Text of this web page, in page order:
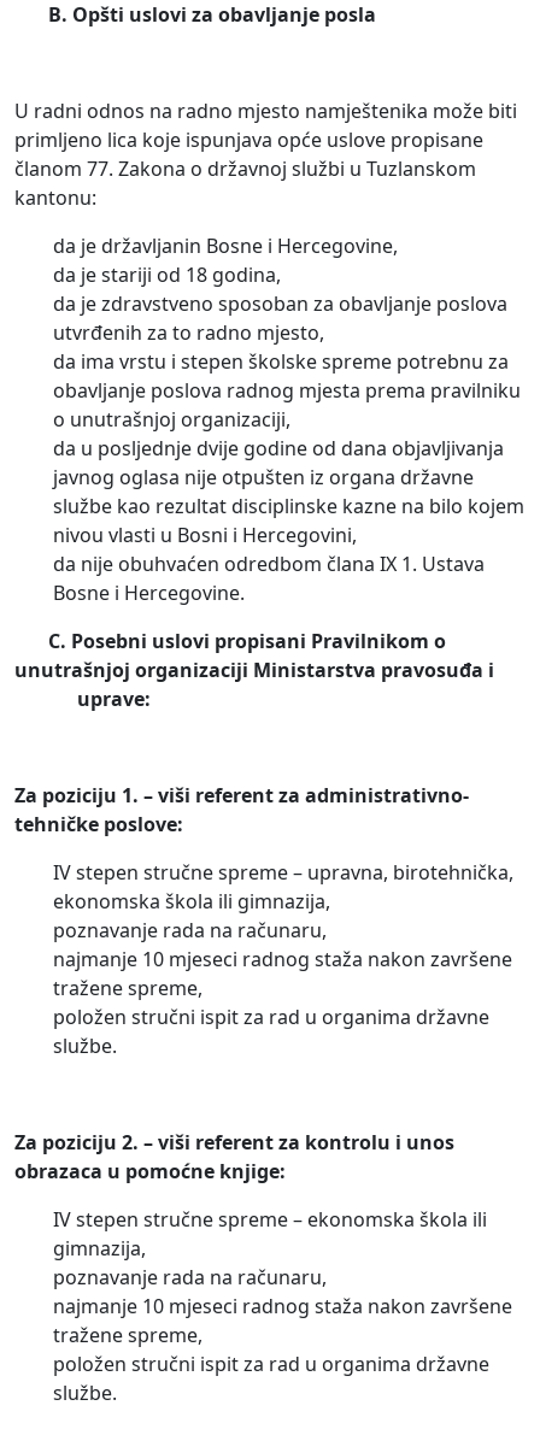
B. Opšti uslovi za obavljanje posla
U radni odnos na radno mjesto namještenika može biti
primljeno lica koje ispunjava opće uslove propisane
članom 77. Zakona o državnoj službi u Tuzlanskom
kantonu:
da je državljanin Bosne i Hercegovine,
da je stariji od 18 godina,
da je zdravstveno sposoban za obavljanje poslova
utvrđenih za to radno mjesto,
da ima vrstu i stepen školske spreme potrebnu za
obavljanje poslova radnog mjesta prema pravilniku
o unutrašnjoj organizaciji,
da u posljednje dvije godine od dana objavljivanja
javnog oglasa nije otpušten iz organa državne
službe kao rezultat disciplinske kazne na bilo kojem
nivou vlasti u Bosni i Hercegovini,
da nije obuhvaćen odredbom člana IX 1. Ustava
Bosne i Hercegovine.
C. Posebni uslovi propisani Pravilnikom o
unutrašnjoj organizaciji Ministarstva pravosuđa i
uprave:
Za poziciju 1. – viši referent za administrativno-
tehničke poslove:
IV stepen stručne spreme – upravna, birotehnička,
ekonomska škola ili gimnazija,
poznavanje rada na računaru,
najmanje 10 mjeseci radnog staža nakon završene
tražene spreme,
položen stručni ispit za rad u organima državne
službe.
Za poziciju 2. – viši referent za kontrolu i unos
obrazaca u pomoćne knjige:
IV stepen stručne spreme – ekonomska škola ili
gimnazija,
poznavanje rada na računaru,
najmanje 10 mjeseci radnog staža nakon završene
tražene spreme,
položen stručni ispit za rad u organima državne
službe.